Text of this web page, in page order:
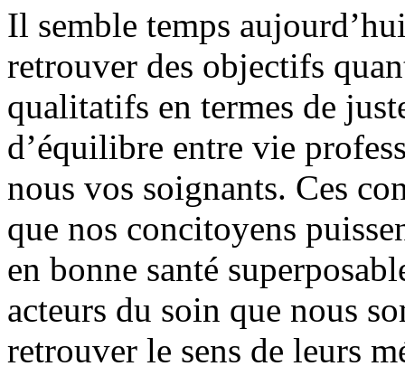
Il semble temps
retrouver des objectifs
qualitatifs en termes de
d’équilibre entre vie
nous vos soignants. Ces
que nos concitoyens
en bonne santé
acteurs du soin que nous
retrouver le sens de leurs